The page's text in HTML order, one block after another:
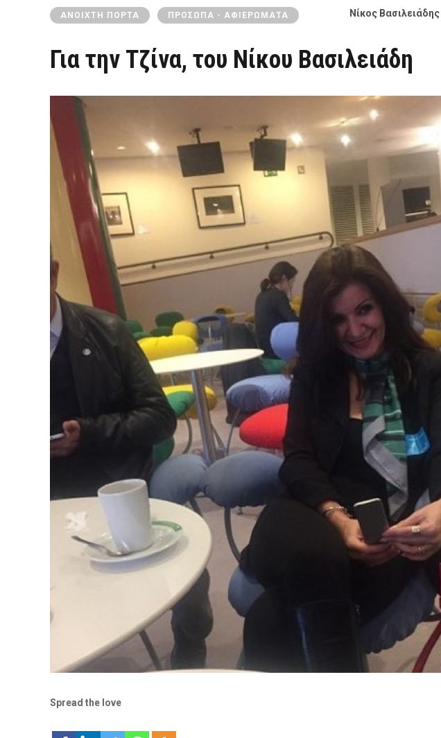
ΑΝΟΙΧΤΉ ΠΌΡΤΑ ΠΡΌΣΩΠΑ - ΑΦΙΕΡΏΜΑΤΑ Νίκος Βασιλειάδης
Για την Τζίνα, του Νίκου Βασιλειάδη
Spread the love